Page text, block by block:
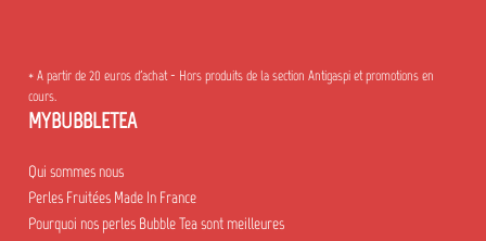
* A partir de 20 euros d'achat - Hors produits de la section Antigaspi et promotions en
cours.
MYBUBBLETEA
Qui sommes nous
Perles Fruitées Made In France
Pourquoi nos perles Bubble Tea sont meilleures